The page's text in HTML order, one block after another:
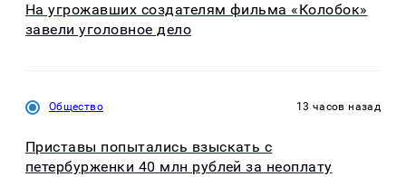
На угрожавших создателям фильма «Колобок»
завели уголовное дело
Общество 13 часов назад
Приставы попытались взыскать с
петербурженки 40 млн рублей за неоплату